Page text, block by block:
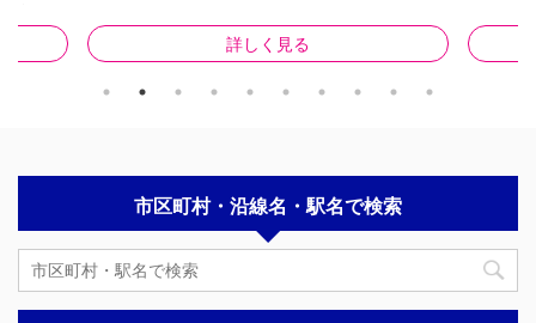
この記
であるタクシー部門だけでなく ハイヤー・観光バ
ス・自動車教習所・ホテル・ゴルフ場・不動産賃貸
設立以来、様々な経済情勢を経験してきましたが、
詳しく見る
人気の
で高収入
市区町村・沿線名・駅名で検索